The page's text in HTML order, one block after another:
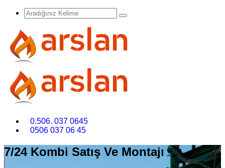
0.506. 037 0645
0506 037 06 45
7/24 Kombi Satış Ve Montajı